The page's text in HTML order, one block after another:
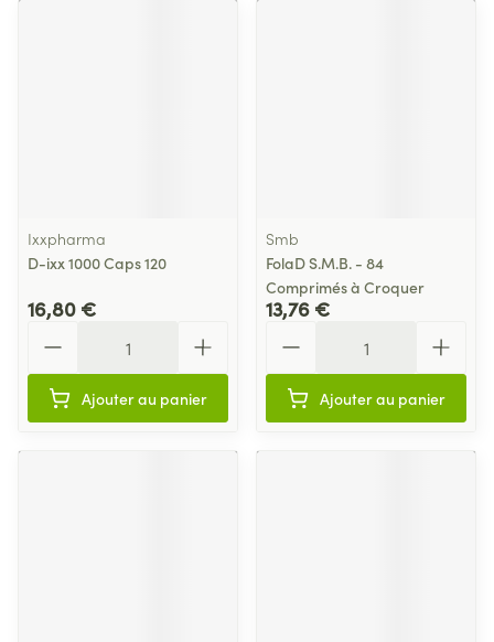
Ixxpharma
D-ixx 1000 Caps 120
16,80 €
Ajouter au panier
Smb
FolaD S.M.B. - 84
Comprimés à Croquer
13,76 €
Ajouter au panier